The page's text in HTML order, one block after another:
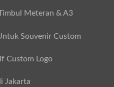
Meteran & A3
Souvenir Custom
Custom Logo
Jakarta